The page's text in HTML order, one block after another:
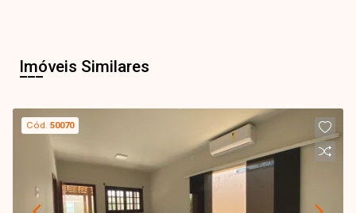
Imóveis Similares
Cód.50070